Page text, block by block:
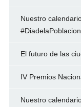
Nuestro
El futuro de las
IV Premios
Nuestro